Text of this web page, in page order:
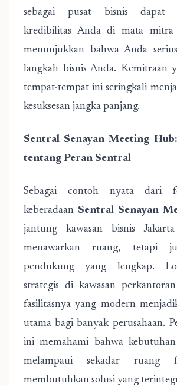
sebagai pusat bisnis dapat
kredibilitas Anda di mata mitra
menunjukkan bahwa Anda
langkah bisnis Anda. Kemitraan
tempat-tempat ini seringkali
kesuksesan jangka panjang.
Sentral Senayan Meeting
tentang Peran Sentral
Sebagai contoh nyata dari
keberadaan Sentral Senayan
jantung kawasan bisnis
menawarkan ruang, tetapi
pendukung yang lengkap.
strategis di kawasan
fasilitasnya yang modern
utama bagi banyak perusahaan.
ini memahami bahwa
melampaui sekadar ruang
membutuhkan solusi yang